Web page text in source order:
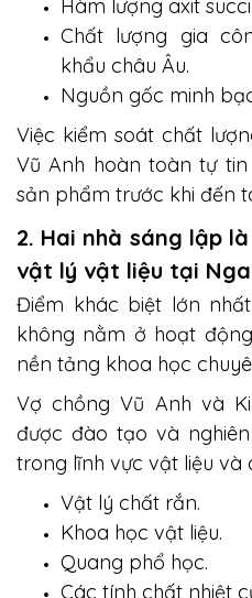
Hàm lượng axit
Chất lượng gia
khẩu châu Âu.
Nguồn gốc minh
Việc kiểm soát chất
Vũ Anh hoàn toàn tự
sản phẩm trước khi đến
2. Hai nhà sáng lập
vật lý vật liệu tại Nga
Điểm khác biệt lớn
không nằm ở hoạt
nền tảng khoa học
Vợ chồng Vũ Anh và
được đào tạo và
trong lĩnh vực vật liệu và
Vật lý chất rắn.
Khoa học vật liệu.
Quang phổ học.
Các tính chất nhiệt